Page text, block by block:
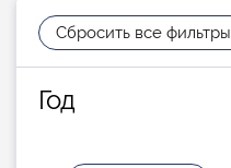
Сбросить все фильтры
Год